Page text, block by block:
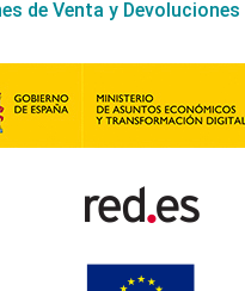
de Venta y Devoluciones